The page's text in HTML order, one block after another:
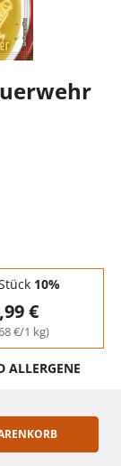
10%
€
€/1 kg)
ALLERGENE